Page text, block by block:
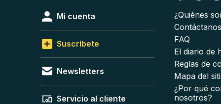
Mi cuenta
Suscríbete
Newsletters
Servicio al cliente
¿Quiénes
Contáctanos
FAQ
El diario de
Reglas de
Mapa del
¿Por qué
nosotros?